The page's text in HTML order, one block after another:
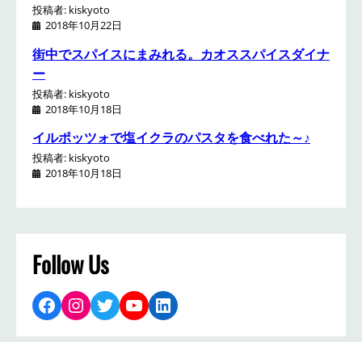
投稿者: kiskyoto
2018年10月22日
街中でスパイスにまみれる。カオススパイスダイナ
ー
投稿者: kiskyoto
2018年10月18日
イルポッツォで塩イクラのパスタを食べれた～♪
投稿者: kiskyoto
2018年10月18日
Follow Us
Facebook Instagram Twitter YouTube LinkedIn